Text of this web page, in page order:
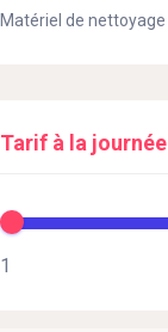
Matériel de nettoyage
Tarif à la journée